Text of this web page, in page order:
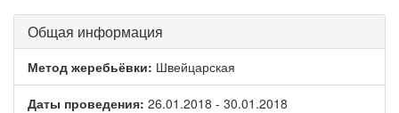
Общая информация
Метод жеребьёвки: Швейцарская
Даты проведения: 26.01.2018 - 30.01.2018